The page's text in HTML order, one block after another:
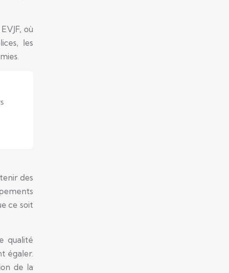
où
les
des
ce soit
qualité
égaler.
de la